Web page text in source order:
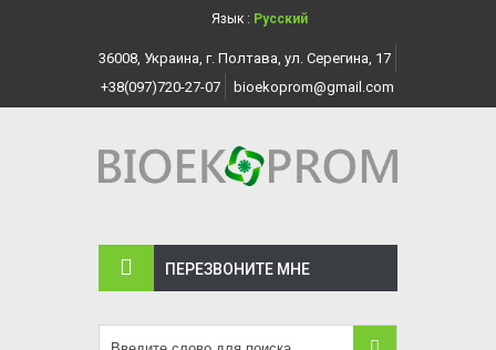
Язык : Русский
36008, Украина, г. Полтава, ул. Серегина, 17
+38(097)720-27-07
bioekoprom@gmail.com
ПЕРЕЗВОНИТЕ МНЕ